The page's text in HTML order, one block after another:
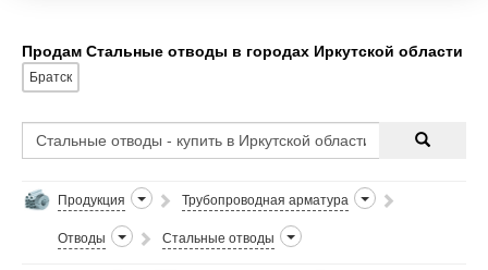
Продам Стальные отводы в городах Иркутской области
Братск
Продукция Трубопроводная арматура
Отводы Стальные отводы